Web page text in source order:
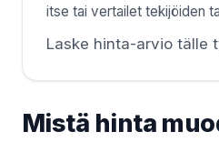
itse tai vertailet tekijöiden
Laske hinta-arvio tälle
Mistä hinta